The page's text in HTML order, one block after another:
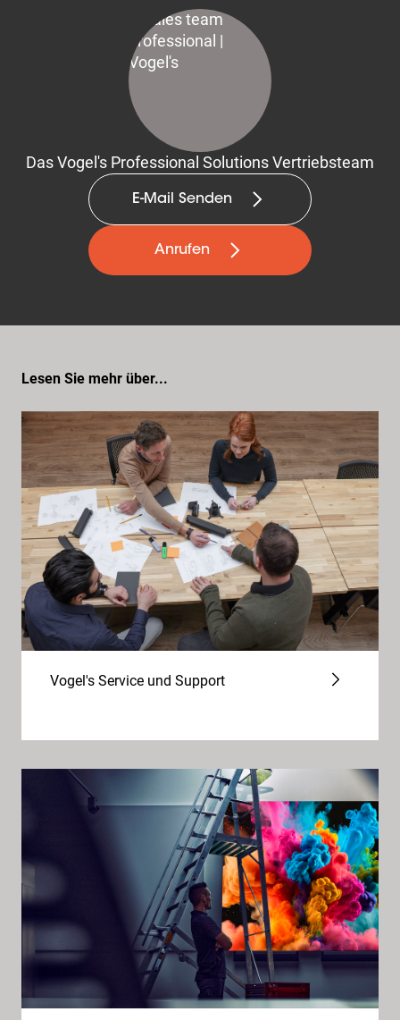
Das Vogel's Professional Solutions Vertriebsteam
E-Mail Senden
Anrufen
Lesen Sie mehr über...
Vogel's Service und Support